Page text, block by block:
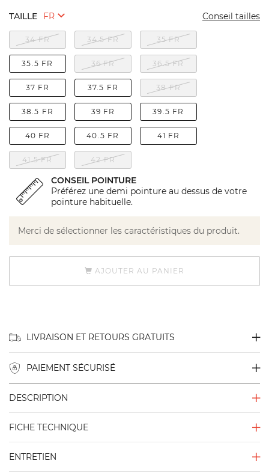
TAILLE Conseil tailles
34 FR 34.5 FR 35 FR
35.5 FR 36 FR 36.5 FR
37 FR 37.5 FR 38 FR
38.5 FR 39 FR 39.5 FR
40 FR 40.5 FR 41 FR
41.5 FR 42 FR
CONSEIL POINTURE
Préférez une demi pointure au dessus de votre
pointure habituelle.
Merci de sélectionner les caractéristiques du produit.
AJOUTER AU PANIER
LIVRAISON ET RETOURS GRATUITS
PAIEMENT SÉCURISÉ
DESCRIPTION
FICHE TECHNIQUE
ENTRETIEN